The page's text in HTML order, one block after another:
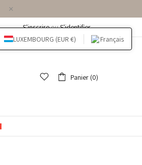
S'inscrireouS'identifier
Panier (0)
LUXEMBOURG (EUR €) Français